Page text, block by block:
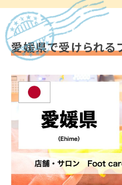
愛媛県で受けられる